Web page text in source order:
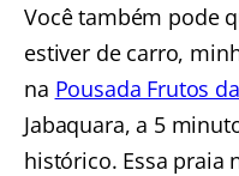
Você também pode
estiver de carro,
na Pousada Frutos
Jabaquara, a 5
histórico. Essa praia